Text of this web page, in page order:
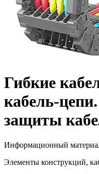
Гибкие
кабель-
защиты
Информационный
Элементы конструкций,